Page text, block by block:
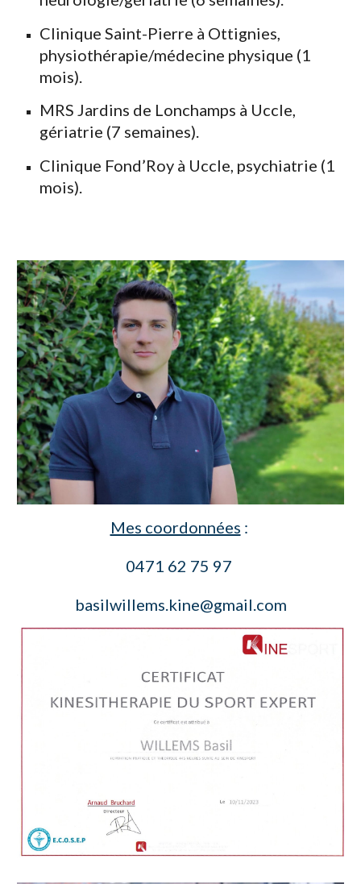
Clinique Saint-Pierre à Ottignies,
physiothérapie/médecine physique (1
mois).
MRS Jardins de Lonchamps à Uccle,
gériatrie (7 semaines).
Clinique Fond’Roy à Uccle, psychiatrie (1
mois).
Mes coordonnées :
0471 62 75 97
basilwillems.kine@gmail.com